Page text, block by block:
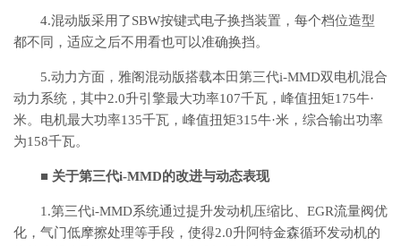
4.混动版采用了SBW按键式电子换挡装置，每个档位造型
都不同，适应之后不用看也可以准确换挡。
5.动力方面，雅阁混动版搭载本田第三代i-MMD双电机混合
动力系统，其中2.0升引擎最大功率107千瓦，峰值扭矩175牛·
米。电机最大功率135千瓦，峰值扭矩315牛·米，综合输出功率
为158千瓦。
■ 关于第三代i-MMD的改进与动态表现
1.第三代i-MMD系统通过提升发动机压缩比、EGR流量阀优
化，气门低摩擦处理等手段，使得2.0升阿特金森循环发动机的